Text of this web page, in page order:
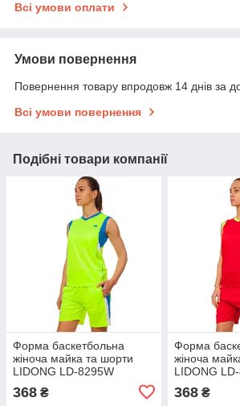
Всі умови оплати
Умови повернення
Повернення товару впродовж 14 днів за
Всі умови повернення
Подібні товари компанії
Форма баскетбольна
жіноча майка та шорти
LIDONG LD-8295W
(поліестер, розмір L-2XL,
кольори в асортименті)
368 ₴
Форма
жіноча
LIDONG
кольори в
368₴